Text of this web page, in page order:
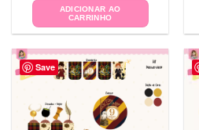
ADICIONAR AO
CARRINHO
Save